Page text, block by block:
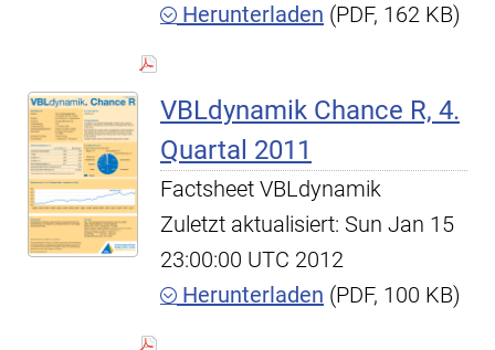
Herunterladen (PDF, 162 KB)
VBLdynamik Chance R, 4.
Quartal 2011
Factsheet VBLdynamik
Zuletzt aktualisiert: Sun Jan 15
23:00:00 UTC 2012
Herunterladen (PDF, 100 KB)